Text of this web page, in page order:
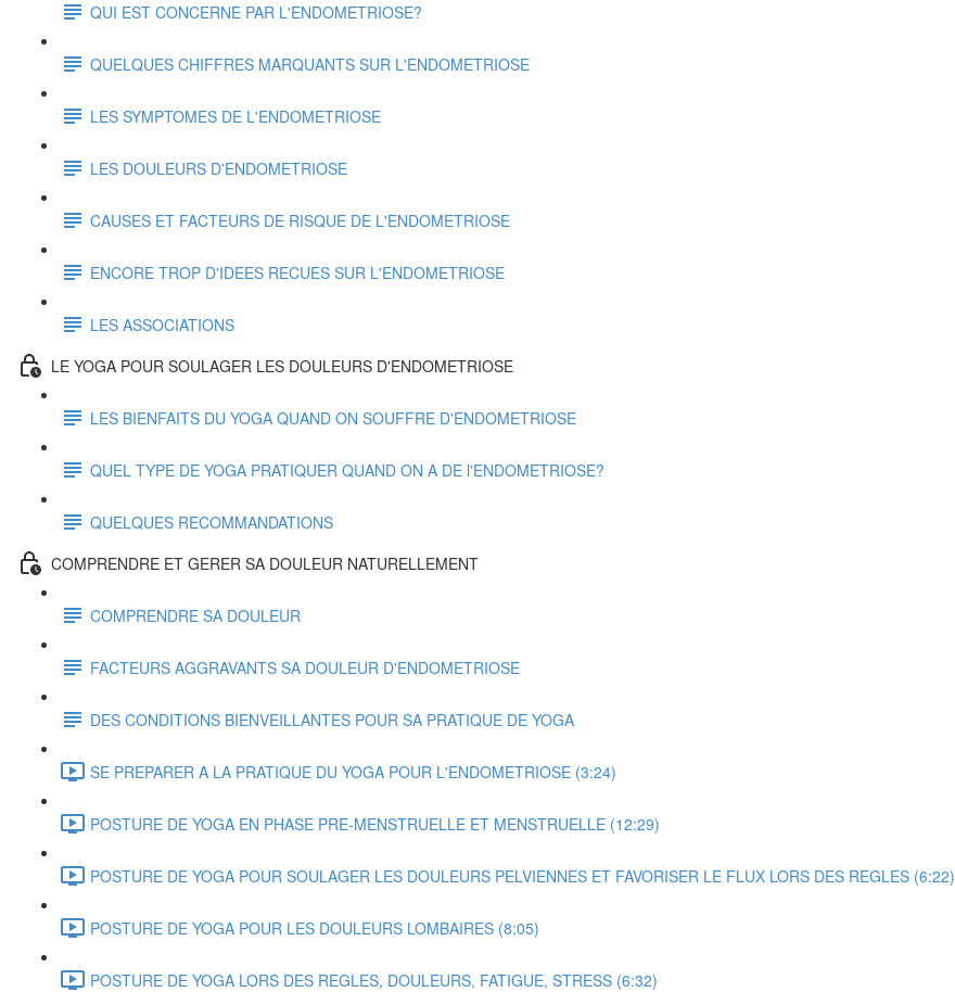
QUI EST CONCERNE PAR L'ENDOMETRIOSE?
QUELQUES CHIFFRES MARQUANTS SUR L'ENDOMETRIOSE
LES SYMPTOMES DE L'ENDOMETRIOSE
LES DOULEURS D'ENDOMETRIOSE
CAUSES ET FACTEURS DE RISQUE DE L'ENDOMETRIOSE
ENCORE TROP D'IDEES RECUES SUR L'ENDOMETRIOSE
LES ASSOCIATIONS
LE YOGA POUR SOULAGER LES DOULEURS D'ENDOMETRIOSE
LES BIENFAITS DU YOGA QUAND ON SOUFFRE D'ENDOMETRIOSE
QUEL TYPE DE YOGA PRATIQUER QUAND ON A DE l'ENDOMETRIOSE?
QUELQUES RECOMMANDATIONS
COMPRENDRE ET GERER SA DOULEUR NATURELLEMENT
COMPRENDRE SA DOULEUR
FACTEURS AGGRAVANTS SA DOULEUR D'ENDOMETRIOSE
DES CONDITIONS BIENVEILLANTES POUR SA PRATIQUE DE YOGA
SE PREPARER A LA PRATIQUE DU YOGA POUR L'ENDOMETRIOSE (3:24)
POSTURE DE YOGA EN PHASE PRE-MENSTRUELLE ET MENSTRUELLE (12:29)
POSTURE DE YOGA POUR SOULAGER LES DOULEURS PELVIENNES ET FAVORISER LE FLUX LORS DES REGLES (6:22)
POSTURE DE YOGA POUR LES DOULEURS LOMBAIRES (8:05)
POSTURE DE YOGA LORS DES REGLES, DOULEURS, FATIGUE, STRESS (6:32)